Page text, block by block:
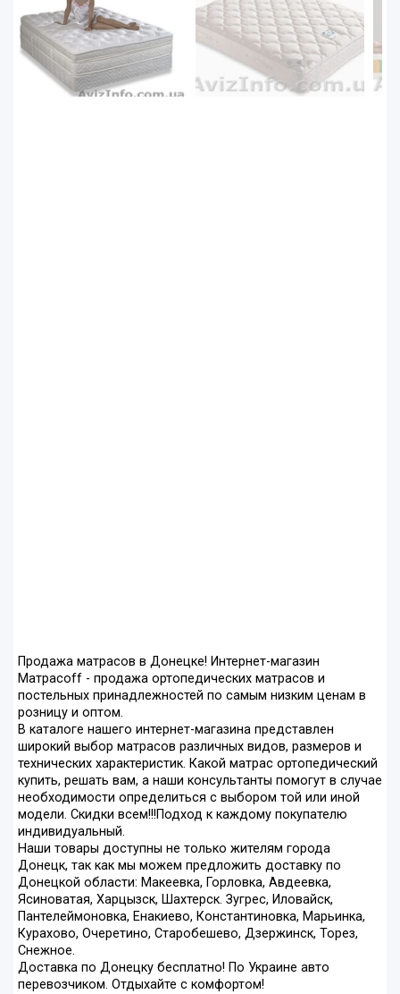
Продажа матрасов в Донецке! Интернет-магазин
Матрасоff - продажа ортопедических матрасов и
постельных принадлежностей по самым низким ценам в
розницу и оптом.
В каталоге нашего интернет-магазина представлен
широкий выбор матрасов различных видов, размеров и
технических характеристик. Какой матрас ортопедический
купить, решать вам, а наши консультанты помогут в случае
необходимости определиться с выбором той или иной
модели. Скидки всем!!!Подход к каждому покупателю
индивидуальный.
Наши товары доступны не только жителям города
Донецк, так как мы можем предложить доставку по
Донецкой области: Макеевка, Горловка, Авдеевка,
Ясиноватая, Харцызск, Шахтерск. Зугрес, Иловайск,
Пантелеймоновка, Енакиево, Константиновка, Марьинка,
Курахово, Очеретино, Старобешево, Дзержинск, Торез,
Снежное.
Доставка по Донецку бесплатно! По Украине авто
перевозчиком. Отдыхайте с комфортом!